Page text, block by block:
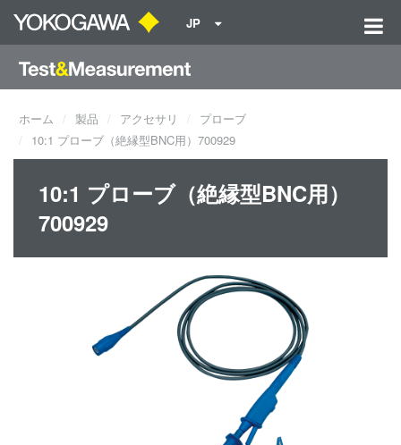
JP
ホーム 製品 アクセサリ
プローブ
10:1 プローブ（絶縁型BNC用）700929
10:1 プローブ（絶縁型BNC用）
700929